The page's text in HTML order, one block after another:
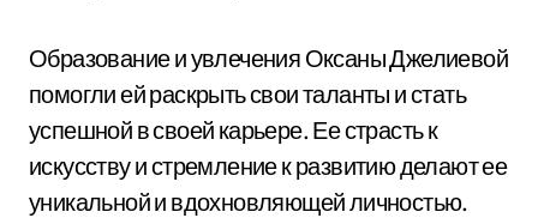
Образование и увлечения Оксаны Джелиевой
помогли ей раскрыть свои таланты и стать
успешной в своей карьере. Ее страсть к
искусству и стремление к развитию делают ее
уникальной и вдохновляющей личностью.